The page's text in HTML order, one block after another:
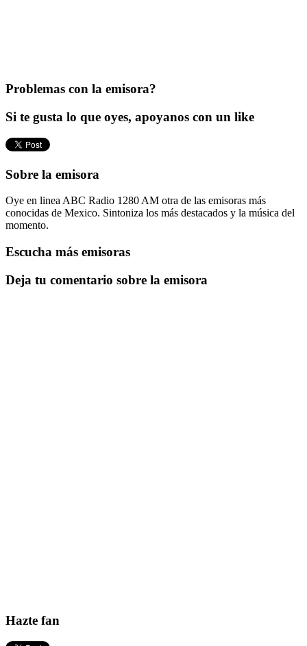
Problemas con la emisora?
Si te gusta lo que oyes, apoyanos con un like
Sobre la emisora
Oye en linea ABC Radio 1280 AM otra de las emisoras más
conocidas de Mexico. Sintoniza los más destacados y la música del
momento.
Escucha más emisoras
Deja tu comentario sobre la emisora
Hazte fan